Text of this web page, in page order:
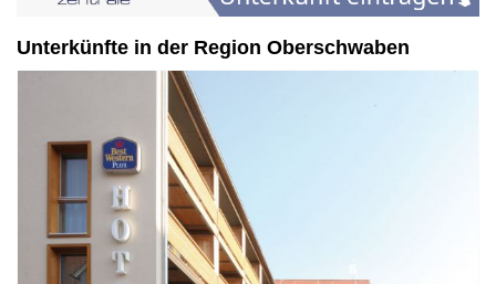
Unterkünfte in der Region Oberschwaben